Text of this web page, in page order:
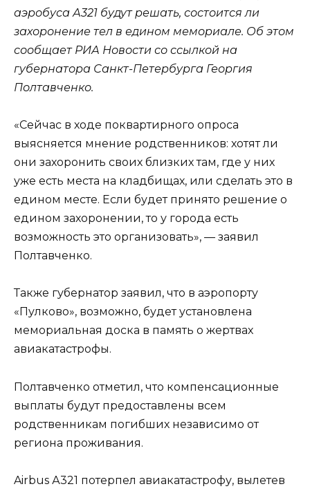
аэробуса А321 будут решать, состоится ли
захоронение тел в едином мемориале. Об этом
сообщает РИА Новости со ссылкой на
губернатора Санкт-Петербурга Георгия
Полтавченко.
«Сейчас в ходе поквартирного опроса
выясняется мнение родственников: хотят ли
они захоронить своих близких там, где у них
уже есть места на кладбищах, или сделать это в
едином месте. Если будет принято решение о
едином захоронении, то у города есть
возможность это организовать», — заявил
Полтавченко.
Также губернатор заявил, что в аэропорту
«Пулково», возможно, будет установлена
мемориальная доска в память о жертвах
авиакатастрофы.
Полтавченко отметил, что компенсационные
выплаты будут предоставлены всем
родственникам погибших независимо от
региона проживания.
Airbus А321 потерпел авиакатастрофу, вылетев